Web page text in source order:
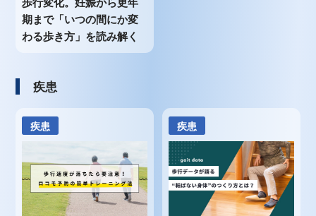
期まで「いつの間にか変
わる歩き方」を読み解く
疾患
疾患 疾患